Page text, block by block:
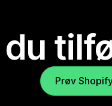
Prøv